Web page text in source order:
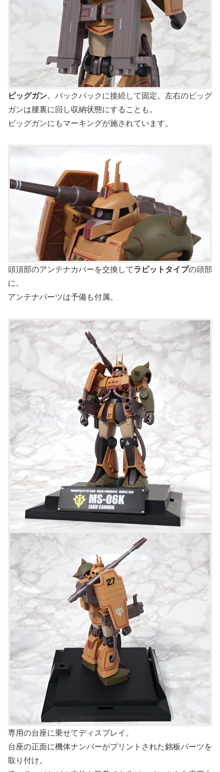
ビッグガン。バックパックに接続して固定。左右のビッグ
ガンは腰裏に回し収納状態にすることも。
ビッグガンにもマーキングが施されています。
頭頂部のアンテナカバーを交換してラビットタイプの頭部
に。
アンテナパーツは予備も付属。
専用の台座に乗せてディスプレイ。
台座の正面に機体ナンバーがプリントされた銘板パーツを
取り付け。